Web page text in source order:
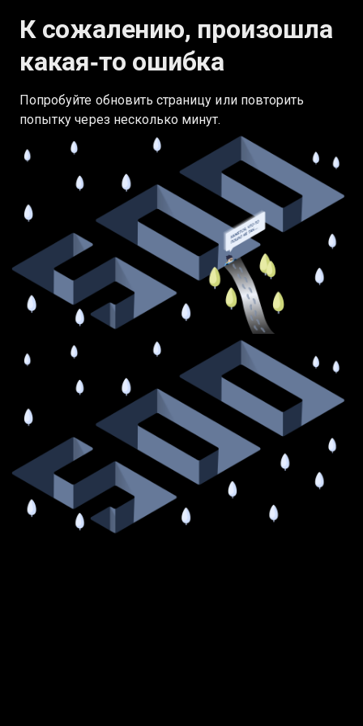
К сожалению, произошла
какая‑то ошибка
Попробуйте обновить страницу или повторить
попытку через несколько минут.